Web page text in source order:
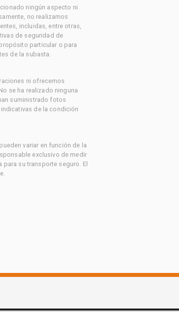
ningún aspecto ni
no realizamos
incluidas, entre otras,
de seguridad de
particular o para
de la subasta.
ni ofrecemos
se ha realizado ninguna
suministrado fotos
de la condición
variar en función de la
exclusivo de medir
su transporte seguro. El